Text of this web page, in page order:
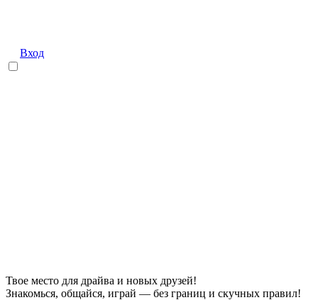
Вход
Твое место для драйва и новых друзей!
Знакомься, общайся, играй — без границ и скучных правил!